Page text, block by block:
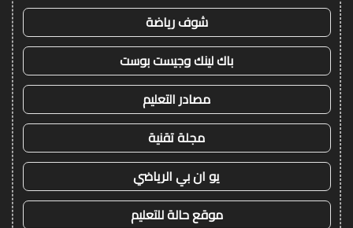
شوف رياضة
باك لينك وجيست بوست
مصادر التعليم
مجلة تقنية
يو ان بي الرياضي
موقع حالة للتعليم